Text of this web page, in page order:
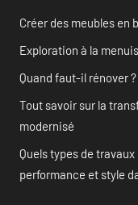
Créer des meubles en
Exploration à la
Quand faut-il rénover
Tout savoir sur la
modernisé
Quels types de
performance et style